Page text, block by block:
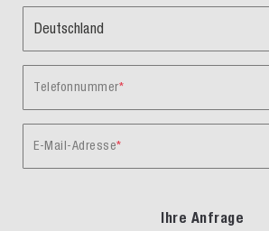
Telefonnummer
E-Mail-Adresse
Ihre Anfrage